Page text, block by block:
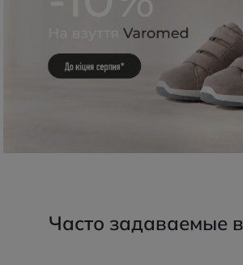
Часто задаваемые